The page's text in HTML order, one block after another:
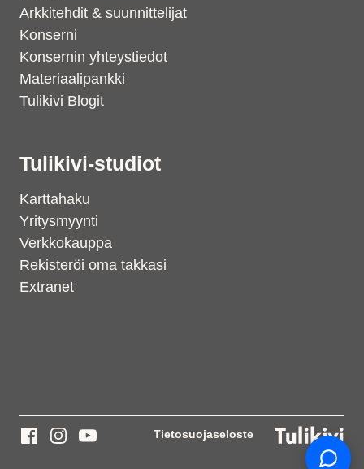
Arkkitehdit & suunnittelijat
Konserni
Konsernin yhteystiedot
Materiaalipankki
Tulikivi Blogit
Tulikivi-studiot
Karttahaku
Yritysmyynti
Verkkokauppa
Rekisteröi oma takkasi
Extranet
Tietosuojaseloste
today?